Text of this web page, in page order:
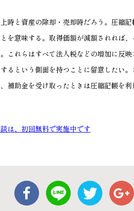
時と資産の除却・売却時だろう。圧縮記
を意味する。取得価額が減額されれば
れらはすべて法人税などの増加に反映
るという側面を持つことに留意したい。
補助金を受け取ったときは圧縮記帳を利
は、初回無料で実施中です